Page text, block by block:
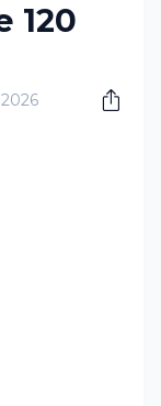
120